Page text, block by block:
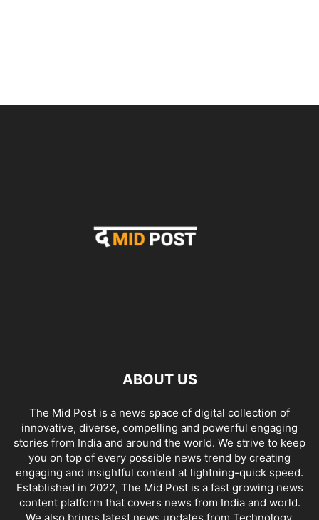
ABOUT US
The Mid Post is a news space of digital collection of
innovative, diverse, compelling and powerful engaging
stories from India and around the world. We strive to keep
you on top of every possible news trend by creating
engaging and insightful content at lightning-quick speed.
Established in 2022, The Mid Post is a fast growing news
content platform that covers news from India and world.
We also brings latest news updates from Technology,